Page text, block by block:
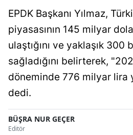
EPDK Başkanı Yılmaz,
piyasasının 145 milyar
ulaştığını ve yaklaşık
sağladığını belirterek,
döneminde 776 milyar lira
dedi.
BÜŞRA NUR GEÇER
Editör